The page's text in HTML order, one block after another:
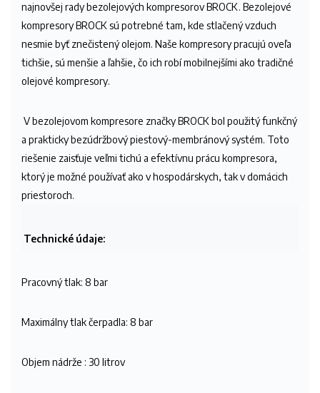
najnovšej rady bezolejových kompresorov BROCK. Bezolejové
kompresory BROCK sú potrebné tam, kde stlačený vzduch
nesmie byť znečistený olejom. Naše kompresory pracujú oveľa
tichšie, sú menšie a ľahšie, čo ich robí mobilnejšími ako tradičné
olejové kompresory.
V bezolejovom kompresore značky BROCK bol použitý funkčný
a prakticky bezúdržbový piestový-membránový systém. Toto
riešenie zaisťuje veľmi tichú a efektívnu prácu kompresora,
ktorý je možné používať ako v hospodárskych, tak v domácich
priestoroch.
Technické údaje:
Pracovný tlak: 8 bar
Maximálny tlak čerpadla: 8 bar
Objem nádrže : 30 litrov